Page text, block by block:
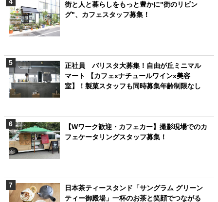
街と人と暮らしをもっと豊かに"街のリビン
グ"、カフェスタッフ募集！
正社員 バリスタ大募集！自由が丘ミニマル
マート 【カフェxナチュールワインx美容
室】！製菓スタッフも同時募集年齢制限なし
【Wワーク歓迎・カフェカー】撮影現場でのカ
フェケータリングスタッフ募集！
日本茶ティースタンド「サングラム グリーン
ティー御殿場」一杯のお茶と笑顔でつながる